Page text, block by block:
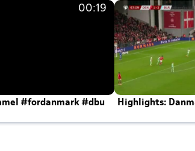
00:19
#fordanmark #dbu
Highlights: